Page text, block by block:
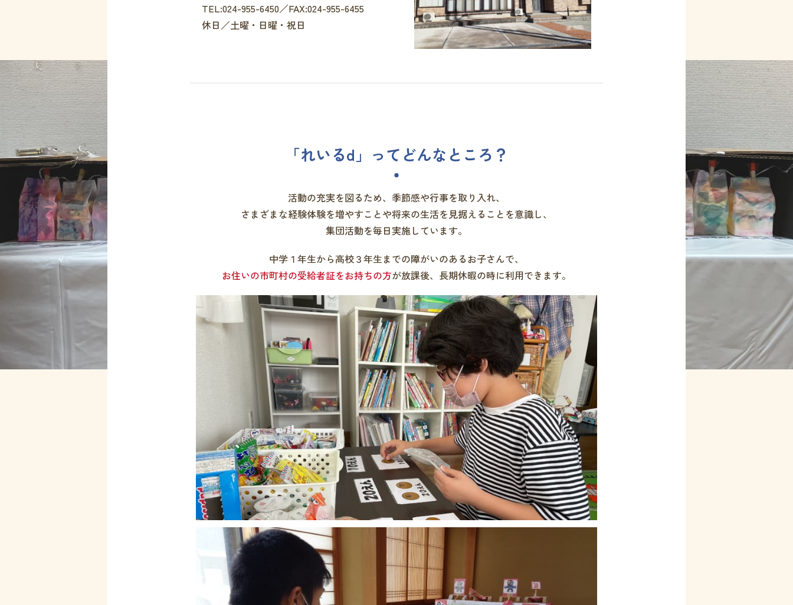
TEL:024-955-6450／FAX:024-955-6455
休日／土曜・日曜・祝日
「れいるd」って どんなところ？
活動の充実を図るため、季節感や行事を取り入れ、
さまざまな経験体験を増やすことや将来の生活を見据えることを意識し、
集団活動を毎日実施しています。
中学１年生から高校３年生までの障がいのあるお子さんで、
お住いの市町村の受給者証をお持ちの方が放課後、長期休暇の時に利用できます。